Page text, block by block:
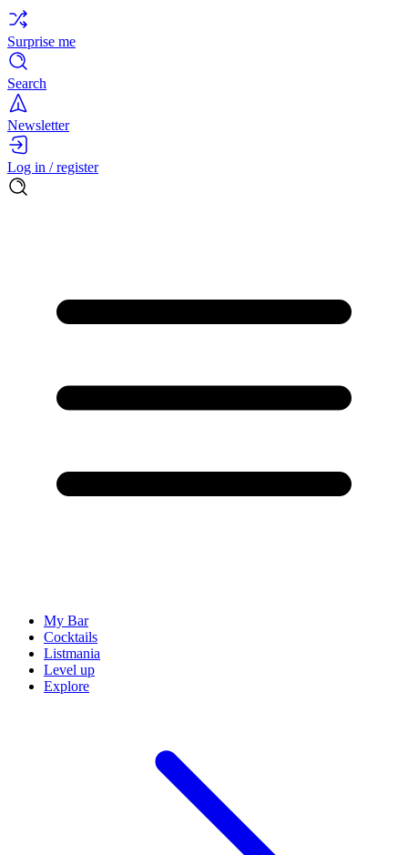
Surprise me
Search
Newsletter
Log in / register
My Bar
Cocktails
Listmania
Level up
Explore